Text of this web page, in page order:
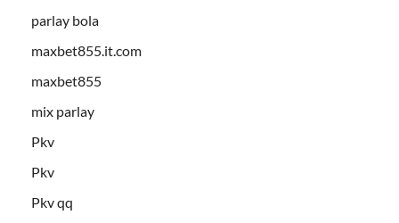
parlay bola
maxbet855.it.com
maxbet855
mix parlay
Pkv
Pkv
Pkv qq